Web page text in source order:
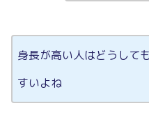
身長が高い人はどうして
すいよね